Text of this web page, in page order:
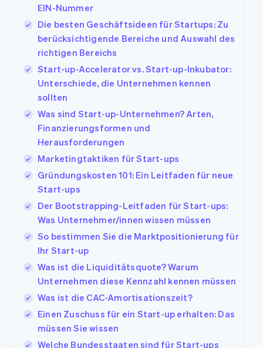
EIN-Nummer
Die besten Geschäftsideen für Startups: Zu
berücksichtigende Bereiche und Auswahl des
richtigen Bereichs
Start-up-Accelerator vs. Start-up-Inkubator:
Unterschiede, die Unternehmen kennen
sollten
Was sind Start-up-Unternehmen? Arten,
Finanzierungsformen und
Herausforderungen
Marketingtaktiken für Start-ups
Gründungskosten 101: Ein Leitfaden für neue
Start-ups
Der Bootstrapping-Leitfaden für Start-ups:
Was Unternehmer/innen wissen müssen
So bestimmen Sie die Marktpositionierung für
Ihr Start-up
Was ist die Liquiditätsquote? Warum
Unternehmen diese Kennzahl kennen müssen
Was ist die CAC-Amortisationszeit?
Einen Zuschuss für ein Start-up erhalten: Das
müssen Sie wissen
Welche Bundesstaaten sind für Start-ups